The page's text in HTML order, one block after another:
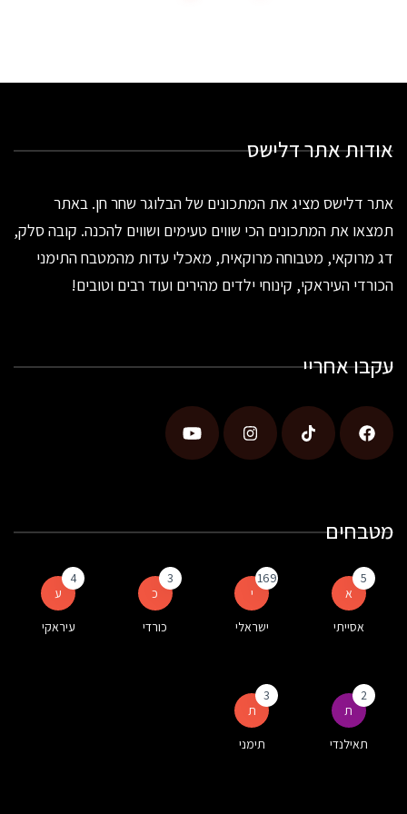
אודות אתר דלישס
אתר דלישס מציג את המתכונים של הבלוגר שחר חן. באתר
תמצאו את המתכונים הכי שווים טעימים ושווים להכנה. קובה סלק,
דג מרוקאי, מטבוחה מרוקאית, מאכלי עדות מהמטבח התימני
הכורדי העיראקי, קינוחי ילדים מהירים ועוד רבים וטובים!
עקבו אחריי
מטבחים
א
5
אסייתי
י
169
ישראלי
כ
3
כורדי
ע
4
עיראקי
ת
2
תאילנדי
ת
3
תימני